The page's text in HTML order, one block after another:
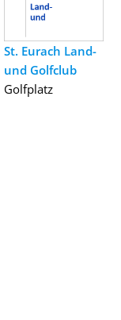
St. Eurach Land-
und Golfclub
Golfplatz